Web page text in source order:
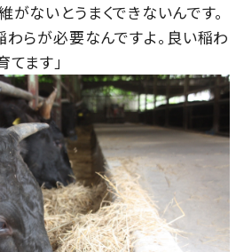
ないとうまくできないんです。
わらが必要なんですよ。良い稲わ
ます」